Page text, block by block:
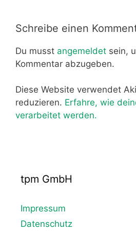
Schreibe einen
Du musst angemeldet sein,
Kommentar abzugeben.
Diese Website verwendet
reduzieren. Erfahre, wie
verarbeitet werden.
tpm GmbH
Impressum
Datenschutz